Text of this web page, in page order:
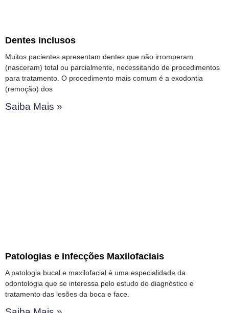
Dentes inclusos
Muitos pacientes apresentam dentes que não irromperam
(nasceram) total ou parcialmente, necessitando de procedimentos
para tratamento. O procedimento mais comum é a exodontia
(remoção) dos
Saiba Mais »
Patologias e Infecções Maxilofaciais
A patologia bucal e maxilofacial é uma especialidade da
odontologia que se interessa pelo estudo do diagnóstico e
tratamento das lesões da boca e face.